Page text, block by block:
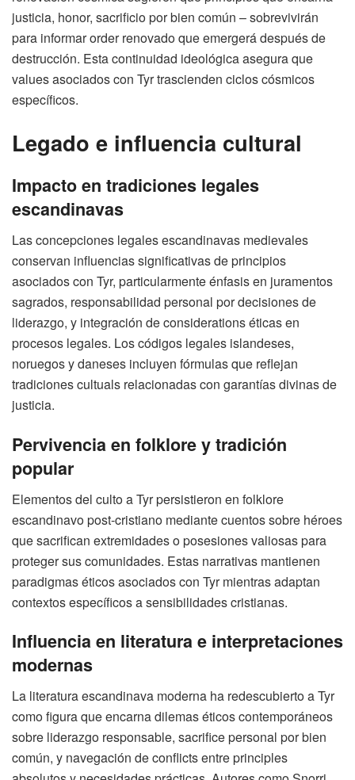
justicia, honor, sacrificio por bien común – sobrevivirán
para informar order renovado que emergerá después de
destrucción. Esta continuidad ideológica asegura que
values asociados con Tyr trascienden ciclos cósmicos
específicos.
Legado e influencia cultural
Impacto en tradiciones legales
escandinavas
Las concepciones legales escandinavas medievales
conservan influencias significativas de principios
asociados con Tyr, particularmente énfasis en juramentos
sagrados, responsabilidad personal por decisiones de
liderazgo, y integración de considerations éticas en
procesos legales. Los códigos legales islandeses,
noruegos y daneses incluyen fórmulas que reflejan
tradiciones cultuals relacionadas con garantías divinas de
justicia.
Pervivencia en folklore y tradición
popular
Elementos del culto a Tyr persistieron en folklore
escandinavo post-cristiano mediante cuentos sobre héroes
que sacrifican extremidades o posesiones valiosas para
proteger sus comunidades. Estas narrativas mantienen
paradigmas éticos asociados con Tyr mientras adaptan
contextos específicos a sensibilidades cristianas.
Influencia en literatura e interpretaciones
modernas
La literatura escandinava moderna ha redescubierto a Tyr
como figura que encarna dilemas éticos contemporáneos
sobre liderazgo responsable, sacrifice personal por bien
común, y navegación de conflicts entre principles